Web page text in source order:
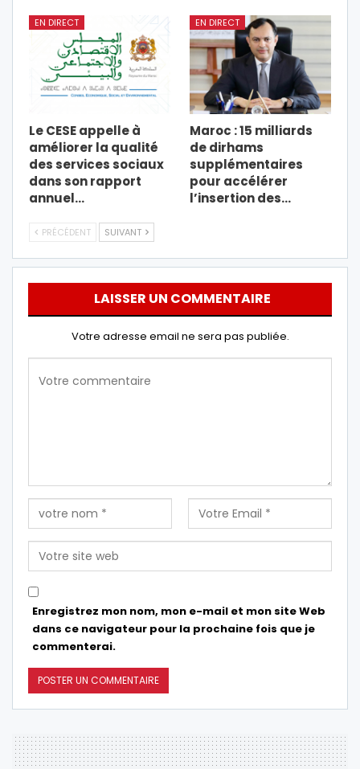
EN DIRECT
Le CESE appelle à
améliorer la qualité
des services sociaux
dans son rapport
annuel…
EN DIRECT
Maroc : 15 milliards
de dirhams
supplémentaires
pour accélérer
l’insertion des…
PRÉCÉDENT SUIVANT
LAISSER UN COMMENTAIRE
Votre adresse email ne sera pas publiée.
Enregistrez mon nom, mon e-mail et mon site Web
dans ce navigateur pour la prochaine fois que je
commenterai.